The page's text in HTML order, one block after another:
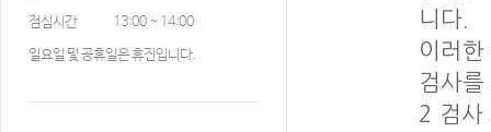
점심시간
13:00 ~ 14:00
일요일 및 공휴일은 휴진입니다.
니다.
이러
검사
2 검사